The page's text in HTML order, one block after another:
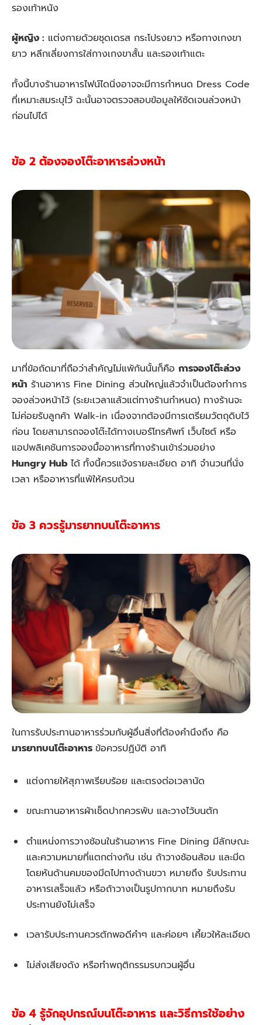
รองเท้าหนัง
ผู้หญิง : แต่งกายด้วยชุดเดรส กระโปรงยาว หรือกางเกงขา
ยาว หลีกเลี่ยงการใส่กางเกงขาสั้น และรองเท้าแตะ
ทั้งนี้บางร้านอาหารไฟน์ไดนิ่งอาจจะมีการกำหนด Dress Code
ที่เหมาะสมระบุไว้ ฉะนั้นอาจตรวจสอบข้อมูลให้ชัดเจนล่วงหน้า
ก่อนไปได้
ข้อ 2 ต้องจองโต๊ะอาหารล่วงหน้า
มาที่ข้อถัดมาที่ถือว่าสำคัญไม่แพ้กันนั้นก็คือ การจองโต๊ะล่วง
หน้า ร้านอาหาร Fine Dining ส่วนใหญ่แล้วจำเป็นต้องทำการ
จองล่วงหน้าไว้ (ระยะเวลาแล้วแต่ทางร้านกำหนด) ทางร้านจะ
ไม่ค่อยรับลูกค้า Walk-in เนื่องจากต้องมีการเตรียมวัตถุดิบไว้
ก่อน โดยสามารถจองโต๊ะได้ทางเบอร์โทรศัพท์ เว็บไซต์ หรือ
แอปพลิเคชันการจองมื้ออาหารที่ทางร้านเข้าร่วมอย่าง
Hungry Hub ได้ ทั้งนี้ควรแจ้งรายละเอียด อาทิ จำนวนที่นั่ง
เวลา หรืออาหารที่แพ้ให้ครบถ้วน
ข้อ 3 ควรรู้มารยาทบนโต๊ะอาหาร
ในการรับประทานอาหารร่วมกับผู้อื่นสิ่งที่ต้องคำนึงถึง คือ
มารยาทบนโต๊ะอาหาร ข้อควรปฏิบัติ อาทิ
แต่งกายให้สุภาพเรียบร้อย และตรงต่อเวลานัด
ขณะทานอาหารผ้าเช็ดปากควรพับ และวางไว้บนตัก
ตำแหน่งการวางช้อนในร้านอาหาร Fine Dining มีลักษณะ
และความหมายที่แตกต่างกัน เช่น ถ้าวางช้อนส้อม และมีด
โดยหันด้านคมของมีดไปทางด้านขวา หมายถึง รับประทาน
อาหารเสร็จแล้ว หรือถ้าวางเป็นรูปกากบาท หมายถึงรับ
ประทานยังไม่เสร็จ
เวลารับประทานควรตักพอดีคำๆ และค่อยๆ เคี้ยวให้ละเอียด
ไม่ส่งเสียงดัง หรือทำพฤติกรรมรบกวนผู้อื่น
ข้อ 4 รู้จักอุปกรณ์บนโต๊ะอาหาร และวิธีการใช้อย่าง